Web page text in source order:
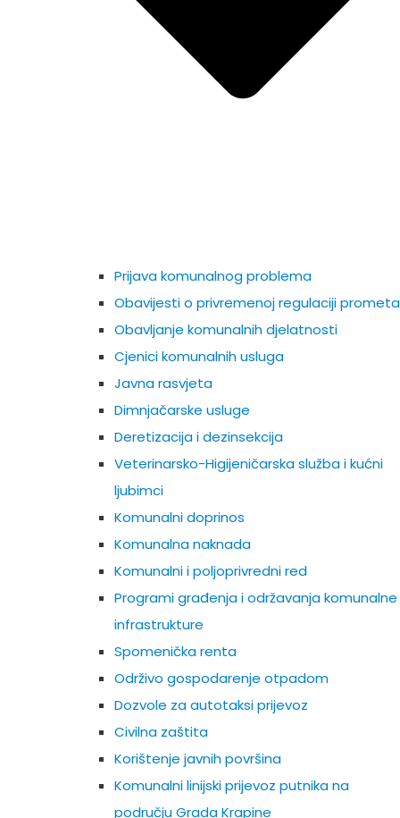
Prijava komunalnog problema
Obavijesti o privremenoj regulaciji prometa
Obavljanje komunalnih djelatnosti
Cjenici komunalnih usluga
Javna rasvjeta
Dimnjačarske usluge
Deretizacija i dezinsekcija
Veterinarsko-Higijeničarska služba i kućni
ljubimci
Komunalni doprinos
Komunalna naknada
Komunalni i poljoprivredni red
Programi građenja i održavanja komunalne
infrastrukture
Spomenička renta
Održivo gospodarenje otpadom
Dozvole za autotaksi prijevoz
Civilna zaštita
Korištenje javnih površina
Komunalni linijski prijevoz putnika na
području Grada Krapine